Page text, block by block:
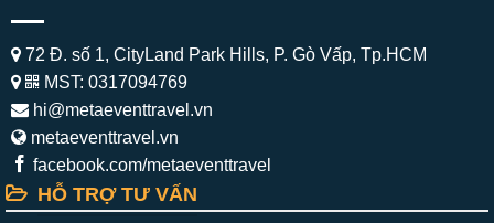
72 Đ. số 1, CityLand Park Hills, P. Gò Vấp, Tp.HCM
MST: 0317094769
hi@metaeventtravel.vn
metaeventtravel.vn
facebook.com/metaeventtravel
HỖ TRỢ TƯ VẤN